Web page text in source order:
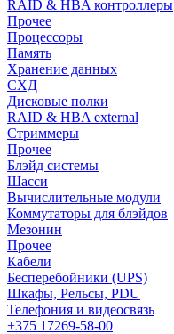
RAID & HBA контроллеры
Прочее
Процессоры
Память
Хранение данных
СХД
Дисковые полки
RAID & HBA external
Стриммеры
Прочее
Блэйд системы
Шасси
Вычислительные модули
Коммутаторы для блэйдов
Мезонин
Прочее
Кабели
Бесперебойники (UPS)
Шкафы, Рельсы, PDU
Телефония и видеосвязь
+375 17269-58-00